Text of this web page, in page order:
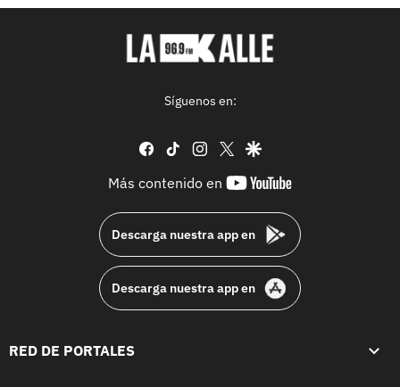
Síguenos en:
facebook
tiktok instagram
twittergoogle
Más contenido en
youtube-
Descarga nuestra app en
Descarga nuestra app en
RED DE PORTALES